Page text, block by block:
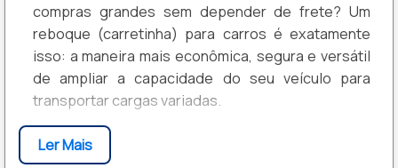
compras grandes sem depender de frete? Um
reboque (carretinha) para carros é exatamente
isso: a maneira mais econômica, segura e versátil
de ampliar a capacidade do seu veículo para
transportar cargas variadas.
Saber escolher o tipo certo, checar capacidade e
montagem, além de entender cuidados com
Ler Mais